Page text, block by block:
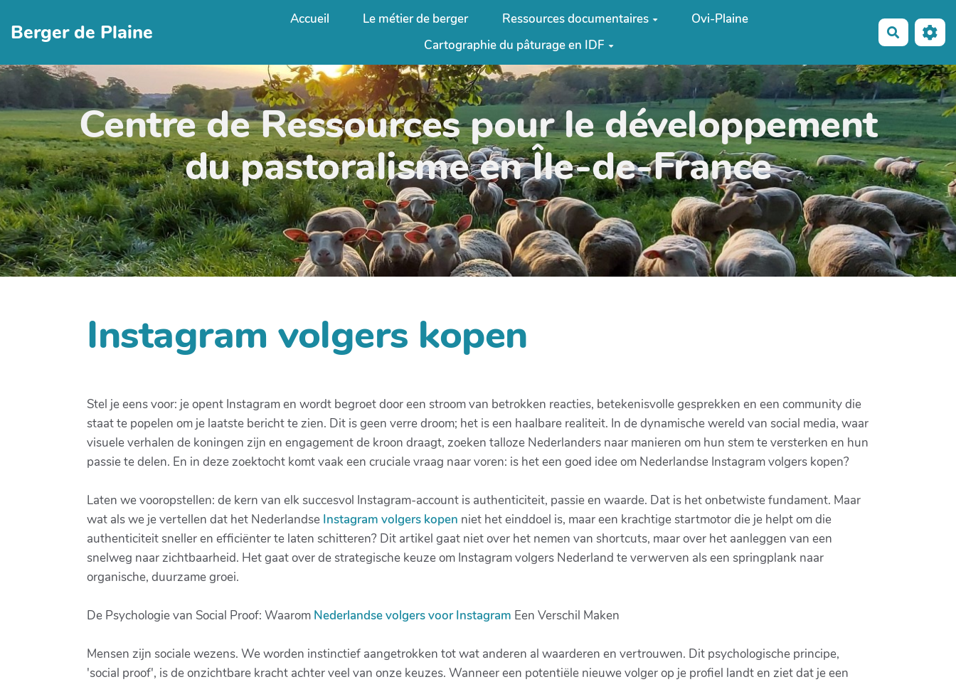
Berger de Plaine
Accueil Le métier de berger Ressources documentaires
Ovi-Plaine
Cartographie du pâturage en IDF
Centre de Ressources pour le développement
du pastoralisme en Île-de-France
Instagram volgers kopen
Stel je eens voor: je opent Instagram en wordt begroet door een stroom van betrokken reacties, betekenisvolle gesprekken en een community die
staat te popelen om je laatste bericht te zien. Dit is geen verre droom; het is een haalbare realiteit. In de dynamische wereld van social media, waar
visuele verhalen de koningen zijn en engagement de kroon draagt, zoeken talloze Nederlanders naar manieren om hun stem te versterken en hun
passie te delen. En in deze zoektocht komt vaak een cruciale vraag naar voren: is het een goed idee om Nederlandse Instagram volgers kopen?
Laten we vooropstellen: de kern van elk succesvol Instagram-account is authenticiteit, passie en waarde. Dat is het onbetwiste fundament. Maar
wat als we je vertellen dat het Nederlandse Instagram volgers kopen niet het einddoel is, maar een krachtige startmotor die je helpt om die
authenticiteit sneller en efficiënter te laten schitteren? Dit artikel gaat niet over het nemen van shortcuts, maar over het aanleggen van een
snelweg naar zichtbaarheid. Het gaat over de strategische keuze om Instagram volgers Nederland te verwerven als een springplank naar
organische, duurzame groei.
De Psychologie van Social Proof: Waarom Nederlandse volgers voor Instagram Een Verschil Maken
Mensen zijn sociale wezens. We worden instinctief aangetrokken tot wat anderen al waarderen en vertrouwen. Dit psychologische principe,
'social proof', is de onzichtbare kracht achter veel van onze keuzes. Wanneer een potentiële nieuwe volger op je profiel landt en ziet dat je een